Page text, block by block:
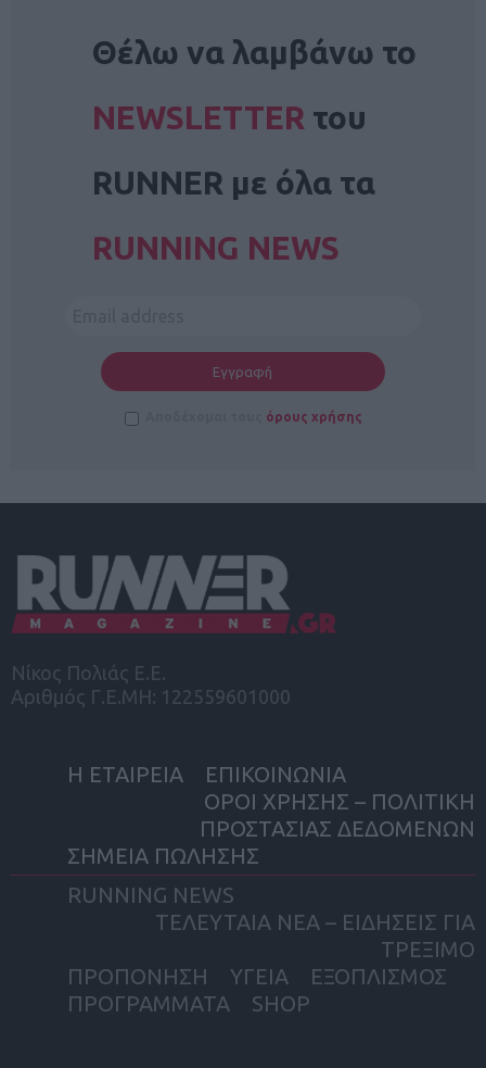
Θέλω να λαμβάνω το
NEWSLETTER του
RUNNER με όλα τα
RUNNING NEWS
όρους χρήσης
Νίκος Πολιάς Ε.Ε.
Αριθμός Γ.Ε.ΜΗ: 122559601000
Η ΕΤΑΙΡΕΙΑ
ΕΠΙΚΟΙΝΩΝΙΑ
ΟΡΟΙ ΧΡΗΣΗΣ – ΠΟΛΙΤΙΚΗ
ΠΡΟΣΤΑΣΙΑΣ ΔΕΔΟΜΕΝΩΝ
ΣΗΜΕΙΑ ΠΩΛΗΣΗΣ
RUNNING NEWS
ΤΕΛΕΥΤΑΙΑ ΝΕΑ – ΕΙΔΗΣΕΙΣ ΓΙΑ
ΤΡΕΞΙΜΟ
ΠΡΟΠΟΝΗΣΗ
ΥΓΕΙΑ
ΕΞΟΠΛΙΣΜΟΣ
ΠΡΟΓΡΑΜΜΑΤΑ
SHOP